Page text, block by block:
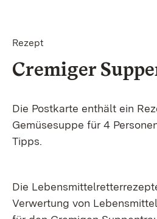
Rezept
Cremiger
Die Postkarte enthält ein
Gemüsesuppe für 4
Tipps.
Die
Verwertung von